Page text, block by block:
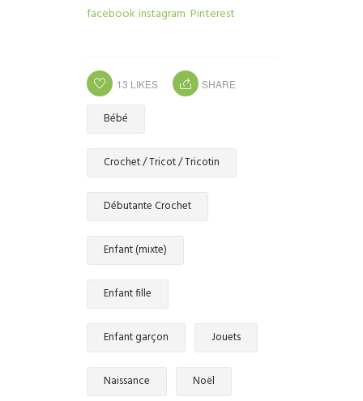
13 LIKES SHARE
Bébé
Crochet / Tricot / Tricotin
Débutante Crochet
Enfant (mixte)
Enfant fille
Enfant garçon Jouets
Naissance Noël